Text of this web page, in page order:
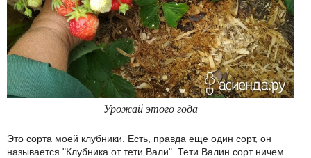
Урожай этого года
Это сорта моей клубники. Есть, правда еще один сорт, он
называется "Клубника от тети Вали". Тети Валин сорт ничем